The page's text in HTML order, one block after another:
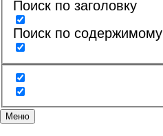
Поиск по заголовку
Поиск по содержимому
Меню